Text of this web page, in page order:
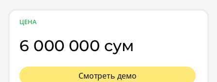
ЦЕНА
6 000 000 сум
Смотреть демо